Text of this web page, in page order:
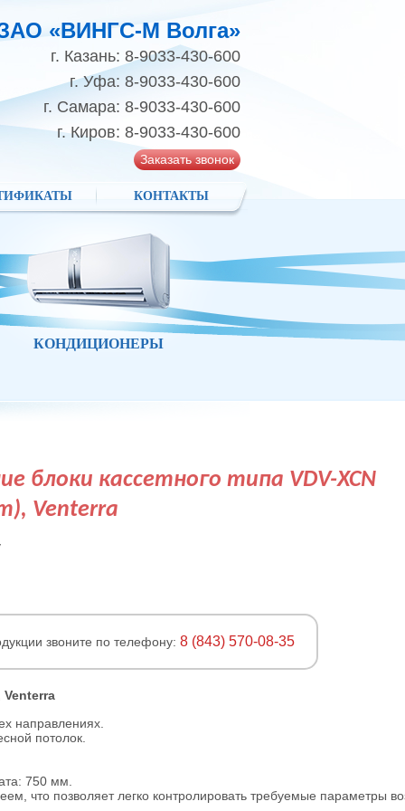
«ВИНГС-М Волга»
г. Казань: 8-9033-430-600
г. Уфа: 8-9033-430-600
г. Самара: 8-9033-430-600
г. Киров: 8-9033-430-600
Заказать звонок
КОНТАКТЫ
КОНДИЦИОНЕРЫ
блоки кассетного типа VDV-XCN
Venterra
звоните по телефону: 8 (843) 570-08-35
Venterra
направлениях.
потолок.
750 мм.
что позволяет легко контролировать требуемые параметры